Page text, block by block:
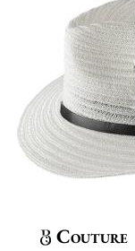
Couture